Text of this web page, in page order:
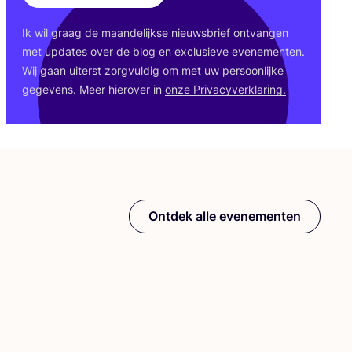
Ik wil graag de maan­de­lijk­se nieuws­brief ont­van­gen
met upda­tes over de blog en exclu­sie­ve eve­ne­men­ten.
Wij gaan uiterst zorg­vul­dig om met uw per­soon­lij­ke
gege­vens. Meer hier­over in onze Pri­va­cy­ver­kla­ring.
Ontdek alle evenementen